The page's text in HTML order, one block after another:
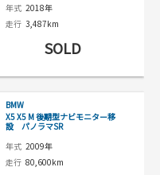
年式 2018年
走行 3,487km
SOLD
BMW
X5 X5 M 後期型ナビモニター移
設 パノラマSR
年式 2009年
走行 80,600km